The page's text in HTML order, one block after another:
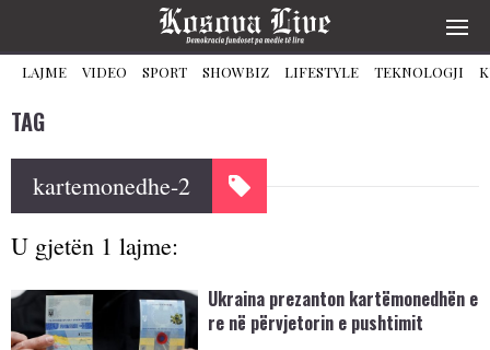
LAJME VIDEO SPORT SHOWBIZ LIFESTYLE TEKNOLOGJI
TAG
kartemonedhe-2
U gjetën 1 lajme:
Ukraina prezanton kartëmonedhën e
re në përvjetorin e pushtimit